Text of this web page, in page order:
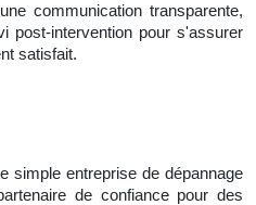
communication transparente,
post-intervention pour s'assurer
satisfait.
simple entreprise de dépannage
de confiance pour des